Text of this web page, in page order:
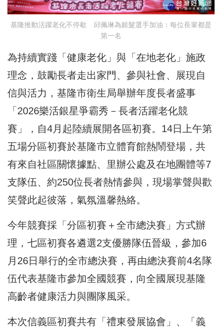
基隆推動活躍老化不停歇 邱佩琳為銀髮選手加油：每位長輩都是
第一名
為持續實踐「健康老化」與「在地老化」施政
理念，鼓勵長者走出家門、參與社會、展現自
信與活力，基隆市衛生局舉辦年度長者盛事
「2026樂活銀星爭霸秀－長者活躍老化競
賽」，自4月起陸續展開各區初賽。14日上午第
五場分區初賽於基隆市立體育館熱鬧登場，共
有來自社區關懷據點、里辦公處及在地團體等7
支隊伍、約250位長者熱情參與，現場掌聲與歡
笑聲此起彼落，氣氛溫馨熱絡。
今年競賽採「分區初賽＋全市總決賽」方式辦
理，七區初賽各遴選2支優勝隊伍晉級，參加6
月26日舉行的全市總決賽，再由總決賽前4名隊
伍代表基隆市參加全國競賽，向全國展現基隆
高齡者健康活力與團隊風采。
本次信義區初賽共有「禮東發展協會」、「義